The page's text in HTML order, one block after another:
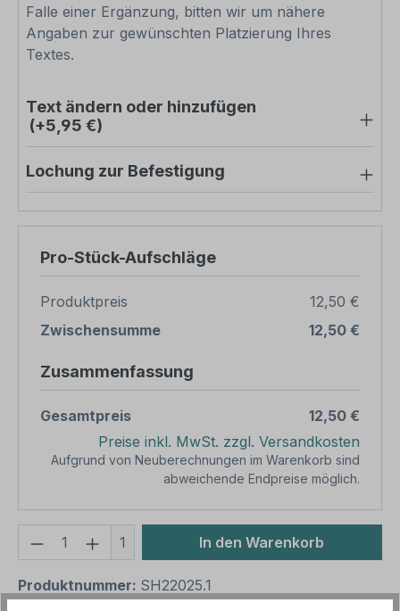
Falle einer Ergänzung, bitten wir um nähere
Angaben zur gewünschten Platzierung Ihres
Textes.
Text ändern oder hinzufügen
(+5,95 €)
Lochung zur Befestigung
Pro-Stück-Aufschläge
Produktpreis
12,50 €
Zwischensumme
12,50 €
Zusammenfassung
Gesamtpreis
12,50 €
Preise inkl. MwSt. zzgl. Versandkosten
Aufgrund von Neuberechnungen im Warenkorb sind
abweichende Endpreise möglich.
Produkt Anzahl: Gib den
1 In den Warenkorb
Produktnummer: SH22025.1